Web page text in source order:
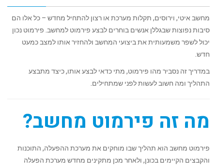
מחשב איטי, וירוסים, תקלות מערכת או רצון להתחיל מחדש – כל אלו הם
סיבות נפוצות שבגללן אנשים בוחרים לבצע פירמוט למחשב. פירמוט נכון
יכול לשפר משמעותית את ביצועי המחשב ולהחזיר אותו למצב כמעט
חדש.
במדריך זה נסביר מהו פירמוט, מתי כדאי לבצע אותו, כיצד מתבצע
התהליך ומה חשוב לעשות לפני שמתחילים.
מה זה פירמוט מחשב?
פירמוט מחשב הוא תהליך שבו מוחקים את מערכת ההפעלה, התוכנות
והקבצים הקיימים בכונן, ולאחר מכן מתקינים מחדש מערכת הפעלה